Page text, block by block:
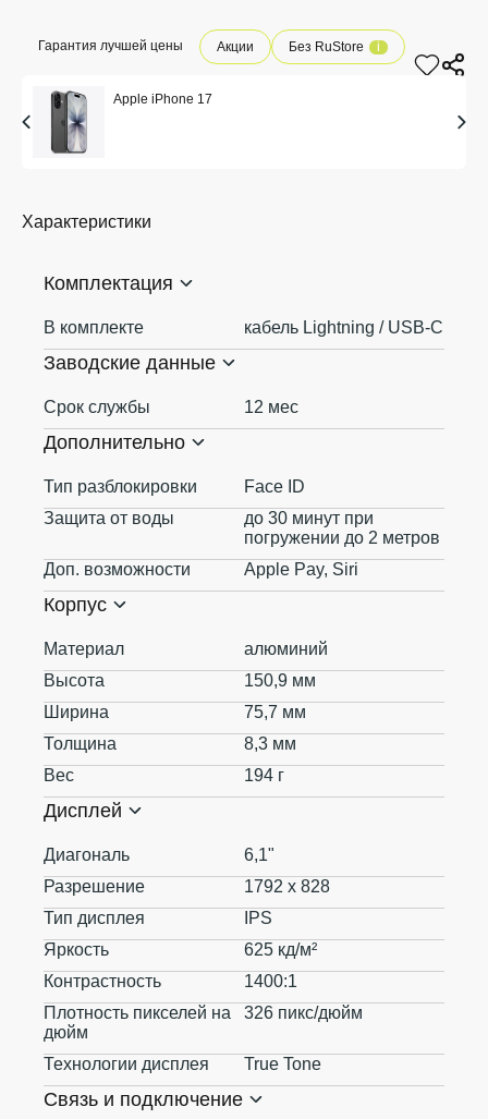
Гарантия лучшей цены Акции Без RuStore i
Apple iPhone 17
Характеристики
Комплектация
В комплекте кабель Lightning / USB-C
Заводские данные
Срок службы 12 мес
Дополнительно
Тип разблокировки
Face ID
Защита от воды
до 30 минут при
погружении до 2 метров
Доп. возможности
Apple Pay, Siri
Корпус
Материал
алюминий
Высота
150,9 мм
Ширина
75,7 мм
Толщина
8,3 мм
Вес
194 г
Дисплей
Диагональ
6,1"
Разрешение
1792 x 828
Тип дисплея
IPS
Яркость
625 кд/м²
Контрастность
1400:1
Плотность пикселей на
дюйм
326 пикс/дюйм
Технологии дисплея True Tone
Связь и подключение